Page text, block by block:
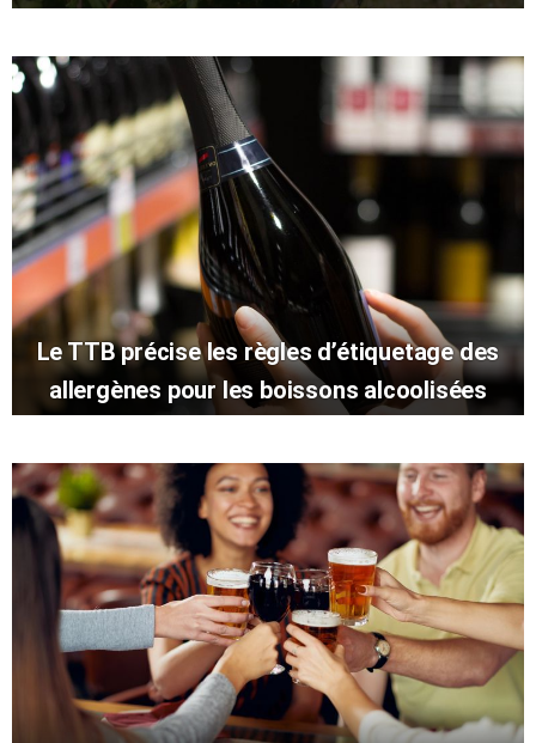
Le TTB précise les règles d’étiquetage des
allergènes pour les boissons alcoolisées